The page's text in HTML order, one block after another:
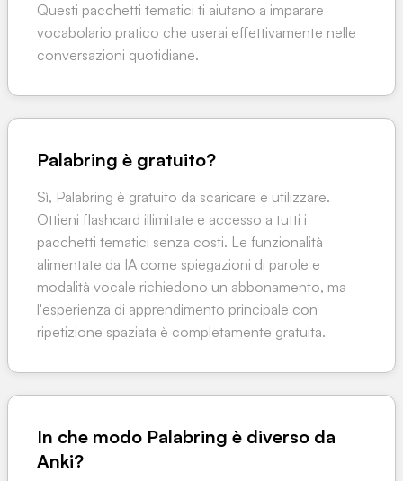
Questi pacchetti tematici ti aiutano a imparare
vocabolario pratico che userai effettivamente nelle
conversazioni quotidiane.
Palabring è gratuito?
Sì, Palabring è gratuito da scaricare e utilizzare.
Ottieni flashcard illimitate e accesso a tutti i
pacchetti tematici senza costi. Le funzionalità
alimentate da IA come spiegazioni di parole e
modalità vocale richiedono un abbonamento, ma
l'esperienza di apprendimento principale con
ripetizione spaziata è completamente gratuita.
In che modo Palabring è diverso da
Anki?